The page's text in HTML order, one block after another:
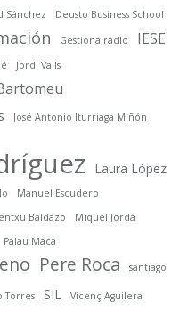
Sánchez Deusto Business School
Gestiona radio
IESE
Jordi Valls
José Antonio Iturriaga Miñón
Laura López
Manuel Escudero
Baldazo
Miquel Jordà
Palau Maca
Pere Roca santiago
Torres SIL
Vicenç Aguilera